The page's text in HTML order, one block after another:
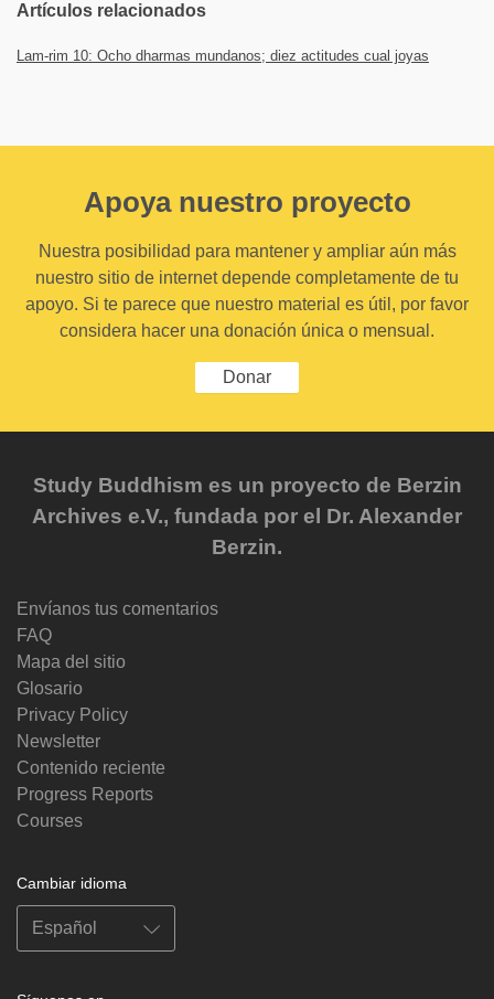
Artículos relacionados
Lam-rim 10: Ocho dharmas mundanos; diez actitudes cual joyas
Apoya nuestro proyecto
Nuestra posibilidad para mantener y ampliar aún más
nuestro sitio de internet depende completamente de tu
apoyo. Si te parece que nuestro material es útil, por favor
considera hacer una donación única o mensual.
Donar
Study Buddhism es un proyecto de Berzin
Archives e.V., fundada por el Dr. Alexander
Berzin.
Envíanos tus comentarios
FAQ
Mapa del sitio
Glosario
Privacy Policy
Newsletter
Contenido reciente
Progress Reports
Courses
Cambiar idioma